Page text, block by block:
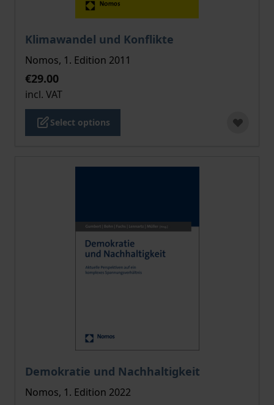
Klimawandel und Konflikte
The price depends on the options chosen on the
Nomos, 1. Edition 2011
€29.00
incl. VAT
Select options
Demokratie und Nachhaltigkeit
The price depends on the options chosen on the
Nomos, 1. Edition 2022